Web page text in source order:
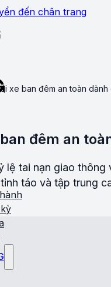
đến chân trang
xe ban đêm an toàn dành
đêm an
lệ tai nạn giao
táo và tập trung